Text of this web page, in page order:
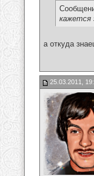
кажется
а откуда
25.03.2011,